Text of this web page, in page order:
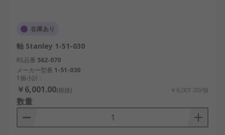
在庫あり
軸 Stanley 1-51-030
RS品番 562-070
メーカー型番 1-51-030
1個小計：
￥6,001.00(税抜) ￥6,001.00/個
数量